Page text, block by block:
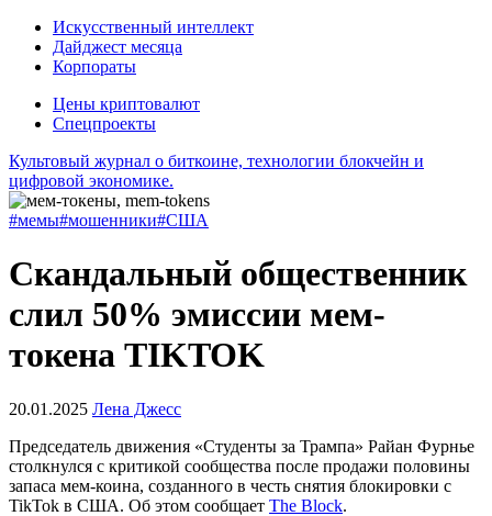
Искусственный интеллект
Дайджест месяца
Корпораты
Цены криптовалют
Спецпроекты
Культовый журнал о биткоине, технологии блокчейн и
цифровой экономике.
#мемы#мошенники#США
Скандальный общественник
слил 50% эмиссии мем-
токена TIKTOK
20.01.2025 Лена Джесс
Председатель движения «Студенты за Трампа» Райан Фурнье
столкнулся с критикой сообщества после продажи половины
запаса мем-коина, созданного в честь снятия блокировки с
TikTok в США. Об этом сообщает The Block.